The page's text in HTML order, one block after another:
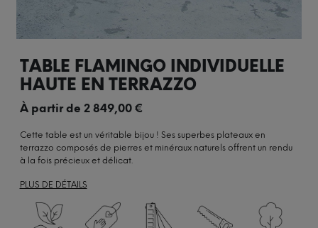
TABLE FLAMINGO INDIVIDUELLE
HAUTE EN TERRAZZO
À partir de 2 849,00€
Cette table est un véritable bijou ! Ses superbes plateaux en
terrazzo composés de pierres et minéraux naturels offrent un rendu
à la fois précieux et délicat.
PLUS DE DÉTAILS